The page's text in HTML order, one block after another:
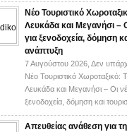
Νέο Τουριστικό
Λευκάδα και Μεγανήσι –
για ξενοδοχεία, δόμηση
ανάπτυξη
7 Αυγούστου 2026, Δεν
Νέο Τουριστικό Χωροταξικό:
Λευκάδα και Μεγανήσι – Οι
ξενοδοχεία, δόμηση και
Απευθείας ανάθεση για τη